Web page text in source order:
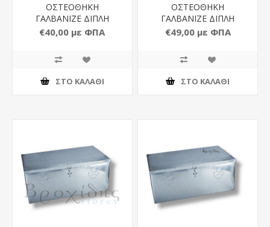
ΟΣΤΕΟΘΗΚΗ
ΓΑΛΒΑΝΙΖΕ ΔΙΠΛΗ
ΑΝΤΥΤΗ
€40,00 με ΦΠΑ
ΣΤΟ ΚΑΛΆΘΙ
ΟΣΤΕΟΘΗΚΗ
ΓΑΛΒΑΝΙΖΕ ΔΙΠΛΗ
ΝΤΥΜΕΝΗ
€49,00 με ΦΠΑ
ΣΤΟ ΚΑΛΆΘΙ